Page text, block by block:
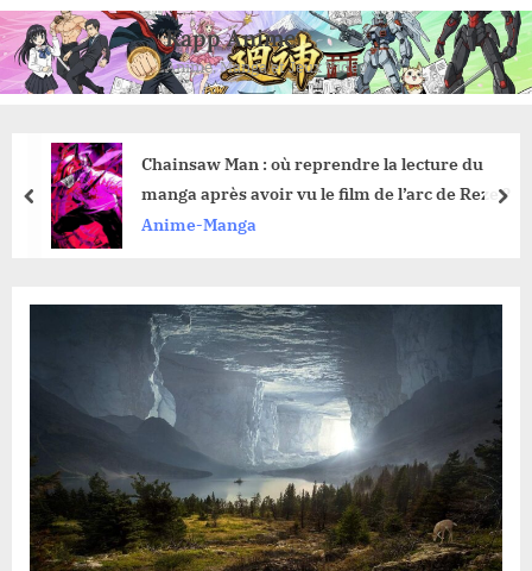
Skip
to
content
Kapp Anime
Anime, Manga et Jeux Vidéo
Chainsaw Man : où reprendre la lecture du
manga après avoir vu le film de l’arc de Reze ?
Anime-Manga
prev